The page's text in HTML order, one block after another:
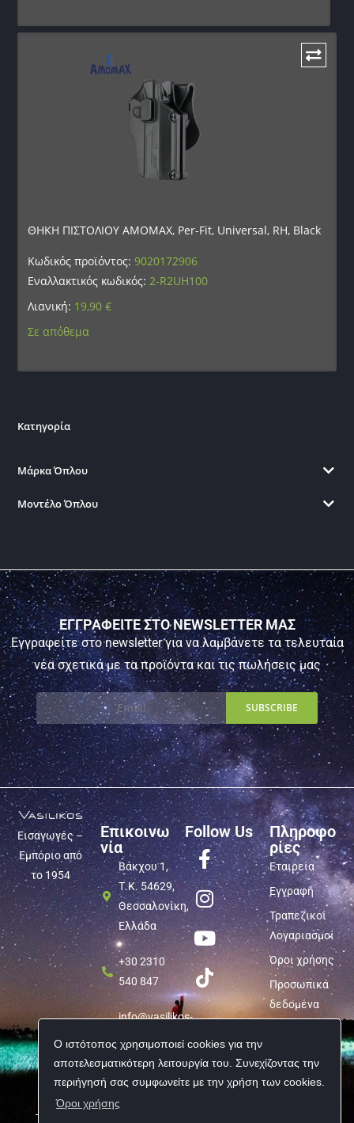
Ο ιστότοπος χρησιμοποιεί cookies για την
αποτελεσματικότερη λειτουργία του. Συνεχίζοντας την
περιήγησή σας συμφωνείτε με την χρήση των cookies.
Όροι χρήσης
ΘΗΚΗ ΠΙΣΤΟΛΙΟΥ AMOMAX, Per-Fit, Universal, RH, Black
Κωδικός προϊόντος:9020172906
Εναλλακτικός κωδικός:2-R2UH100
Λιανική: 19,90€
Σε απόθεμα
Κατηγορία
Μάρκα Όπλου
Μοντέλο Όπλου
ΕΓΓΡΑΦΕΙΤΕ ΣΤΟ NEWSLETTER ΜΑΣ
Εγγραφείτε στο newsletter για να λαμβάνετε τα τελευταία
νέα σχετικά με τα προϊόντα και τις πωλήσεις μας
Εισαγωγές –
Εμπόριο από
το 1954
Επικοινω
νία
Βάκχου 1,
Τ.Κ. 54629,
Θεσσαλονίκη,
Ελλάδα
+30 2310
540 847
info@vasilikos-
Follow Us
Πληροφο
ρίες
Εταιρεία
Εγγραφή
Τραπεζικοί
Λογαριασμοί
Όροι χρήσης
Προσωπικά
δεδομένα